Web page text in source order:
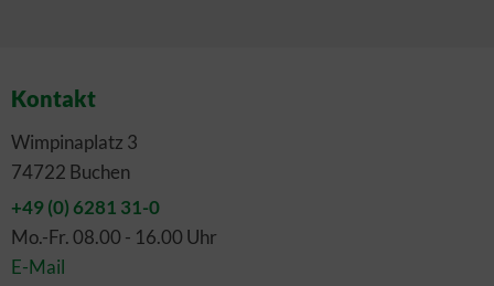
Kontakt
Wimpinaplatz 3
74722 Buchen
+49 (0) 6281 31-0
Mo.-Fr. 08.00 - 16.00 Uhr
E-Mail